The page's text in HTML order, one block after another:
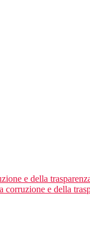
e della
corruzione e della